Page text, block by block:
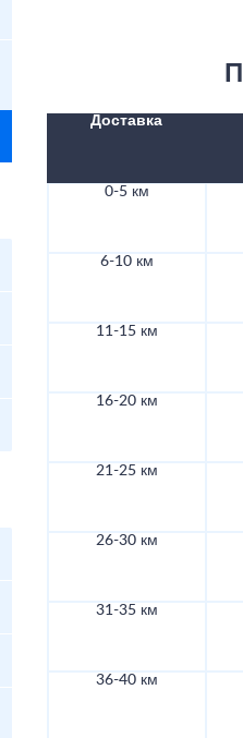
Доставка
0-5 км
6-10 км
11-15 км
16-20 км
21-25 км
26-30 км
31-35 км
36-40 км